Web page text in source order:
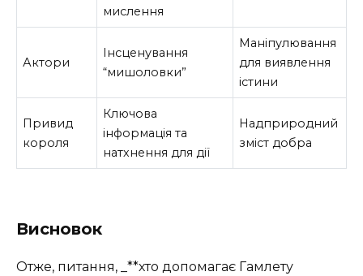
мислення
Актори
Інсценування
“мишоловки”
Маніпулювання
для виявлення
істини
Привид
короля
Ключова
інформація та
натхнення для дії
Надприродний
зміст добра
Висновок
Отже, питання, _**хто допомагає Гамлету